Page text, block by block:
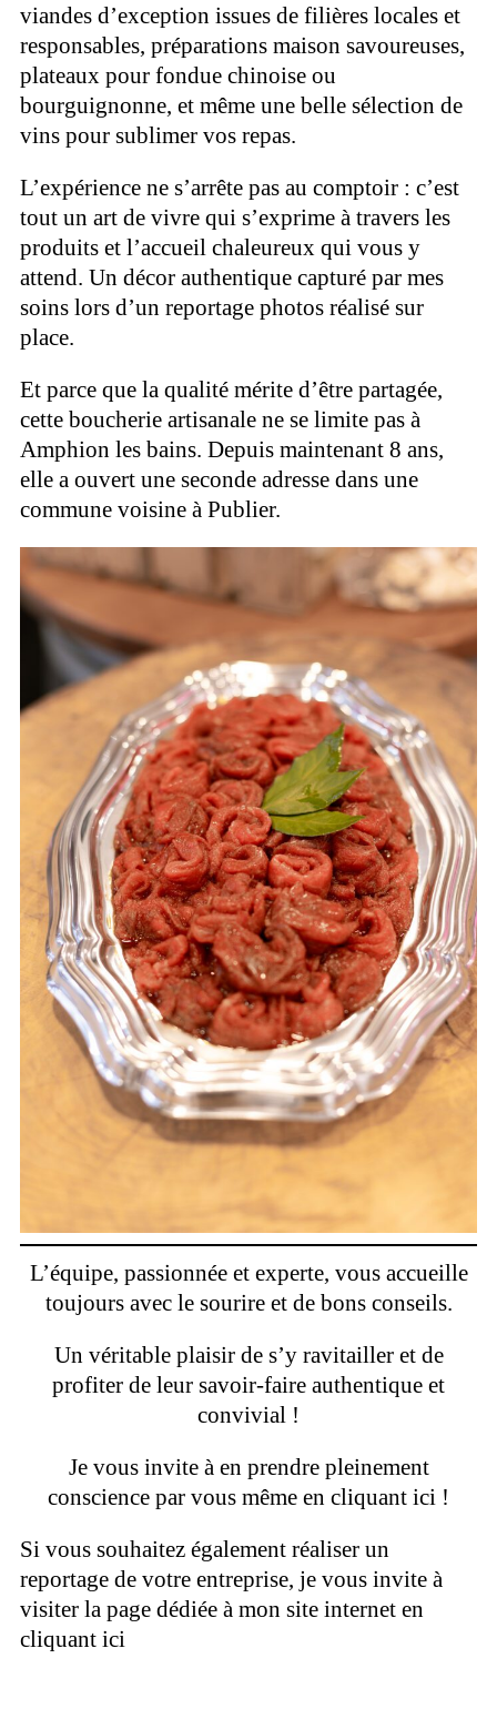
viandes d’exception issues de filières locales et
responsables, préparations maison savoureuses,
plateaux pour fondue chinoise ou
bourguignonne, et même une belle sélection de
vins pour sublimer vos repas.
L’expérience ne s’arrête pas au comptoir : c’est
tout un art de vivre qui s’exprime à travers les
produits et l’accueil chaleureux qui vous y
attend. Un décor authentique capturé par mes
soins lors d’un reportage photos réalisé sur
place.
Et parce que la qualité mérite d’être partagée,
cette boucherie artisanale ne se limite pas à
Amphion les bains. Depuis maintenant 8 ans,
elle a ouvert une seconde adresse dans une
commune voisine à Publier.
L’équipe, passionnée et experte, vous accueille
toujours avec le sourire et de bons conseils.
Un véritable plaisir de s’y ravitailler et de
profiter de leur savoir-faire authentique et
convivial !
Je vous invite à en prendre pleinement
conscience par vous même en cliquant ici !
Si vous souhaitez également réaliser un
reportage de votre entreprise, je vous invite à
visiter la page dédiée à mon site internet en
cliquant ici